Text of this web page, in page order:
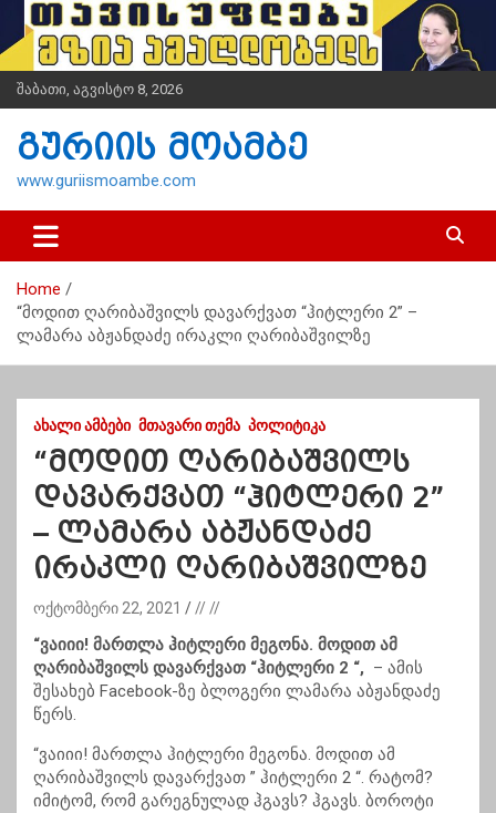
i
t
n
შაბათი, აგვისტო 8, 2026
გურიის მოამბე
www.guriismoambe.com
Home
“მოდით ღარიბაშვილს დავარქვათ “ჰიტლერი 2” –
ლამარა აბჟანდაძე ირაკლი ღარიბაშვილზე
ᲐᲮᲐᲚᲘ ᲐᲛᲑᲔᲑᲘ ᲛᲗᲐᲕᲐᲠᲘ ᲗᲔᲛᲐ ᲞᲝᲚᲘᲢᲘᲙᲐ
“მოდით ღარიბაშვილს
დავარქვათ “ჰიტლერი 2”
– ლამარა აბჟანდაძე
ირაკლი ღარიბაშვილზე
ოქტომბერი 22, 2021 // //
“ვაიიი! მართლა ჰიტლერი მეგონა. მოდით ამ
ღარიბაშვილს დავარქვათ “ჰიტლერი 2 “, – ამის
შესახებ Facebook-ზე ბლოგერი ლამარა აბჟანდაძე
წერს.
“ვაიიი! მართლა ჰიტლერი მეგონა. მოდით ამ
ღარიბაშვილს დავარქვათ ” ჰიტლერი 2 “. რატომ?
იმიტომ, რომ გარეგნულად ჰგავს? ჰგავს. ბოროტი